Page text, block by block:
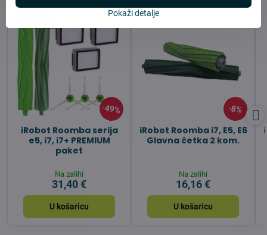
49%
iRobot Roomba serija
e5, i7, i7+ PREMIUM
paket
Na zalihi
31,40 €
U košaricu
8%
iRobot Roomba i7, E5, E6
Glavna četka 2 kom.
Na zalihi
16,16 €
U košaricu
Pokaži detalje